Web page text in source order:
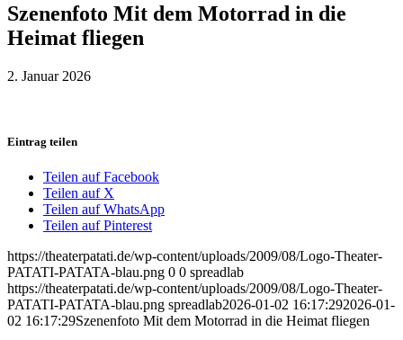
Szenenfoto Mit dem Motorrad in die
Heimat fliegen
2. Januar 2026
Eintrag teilen
Teilen auf Facebook
Teilen auf X
Teilen auf WhatsApp
Teilen auf Pinterest
https://theaterpatati.de/wp-content/uploads/2009/08/Logo-Theater-
PATATI-PATATA-blau.png 0 0 spreadlab
https://theaterpatati.de/wp-content/uploads/2009/08/Logo-Theater-
PATATI-PATATA-blau.png spreadlab2026-01-02 16:17:292026-01-
02 16:17:29Szenenfoto Mit dem Motorrad in die Heimat fliegen